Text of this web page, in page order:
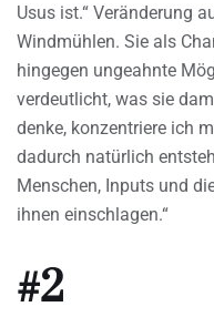
Usus ist.“ Veränderung
Windmühlen. Sie als
hingegen ungeahnte
verdeutlicht, was sie
denke, konzentriere ich
dadurch natürlich
Menschen, Inputs und
ihnen einschlagen.“
#2